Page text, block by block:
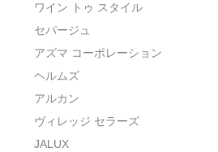
ワイン トゥ スタイル
セパージュ
アズマ コーポレーション
ヘルムズ
アルカン
ヴィレッジ セラーズ
JALUX